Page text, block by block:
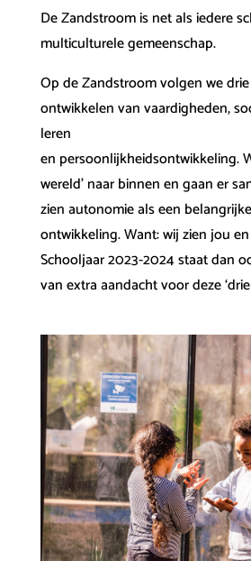
De Zandstroom is net als iedere
multiculturele gemeenschap.
Op de Zandstroom volgen we
ontwikkelen van vaardigheden,
leren
en persoonlijkheidsontwikkeling.
wereld’ naar binnen en gaan er
zien autonomie als een
ontwikkeling. Want: wij zien jou
Schooljaar 2023-2024 staat dan
van extra aandacht voor deze